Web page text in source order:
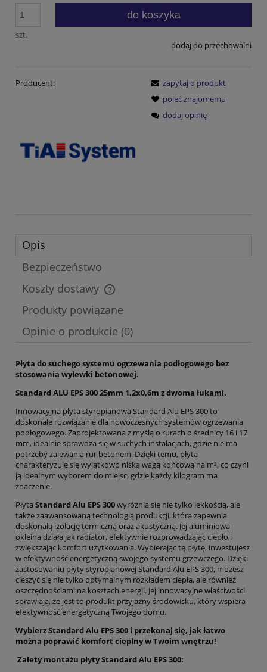
szt.
do koszyka
dodaj do przechowalni
Producent:
zapytaj o produkt
poleć znajomemu
dodaj opinię
Opis
Bezpieczeństwo
Koszty dostawy
Cena nie zawiera ewentualnych kosztów płatności
Produkty powiązane
Opinie o produkcie (0)
Płyta do suchego systemu ogrzewania podłogowego bez
stosowania wylewki betonowej.
Standard ALU EPS 300 25mm 1,2x0,6m z dwoma łukami.
Innowacyjna płyta styropianowa Standard Alu EPS 300 to
doskonałe rozwiązanie dla nowoczesnych systemów ogrzewania
podłogowego. Zaprojektowana z myślą o rurach o średnicy 16 i 17
mm, idealnie sprawdza się w suchych instalacjach, gdzie nie ma
potrzeby zalewania rur betonem. Dzięki temu, płyta
charakteryzuje się wyjątkowo niską wagą końcową na m², co czyni
ją idealnym wyborem do miejsc, gdzie każdy kilogram ma
znaczenie.
Płyta Standard Alu EPS 300wyróżnia się nie tylko lekkością, ale
także zaawansowaną technologią produkcji, która zapewnia
doskonałą izolację termiczną oraz akustyczną. Jej aluminiowa
okleina działa jak radiator, efektywnie rozprowadzając ciepło i
zwiększając komfort użytkowania. Wybierając tę płytę, inwestujesz
w efektywność energetyczną swojego systemu grzewczego. Dzięki
zastosowaniu płyty styropianowej Standard Alu EPS 300, możesz
cieszyć się nie tylko optymalnym rozkładem ciepła, ale również
oszczędnościami na kosztach energii. Jej innowacyjne właściwości
sprawiają, że jest to produkt przyjazny środowisku, który wspiera
efektywność energetyczną Twojego domu.
Wybierz Standard Alu EPS 300 i przekonaj się, jak łatwo
można poprawić komfort cieplny w Twoim wnętrzu!
Zalety montażu płyty Standard Alu EPS 300: